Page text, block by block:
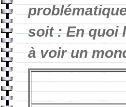
soit : En quoi
à voir un